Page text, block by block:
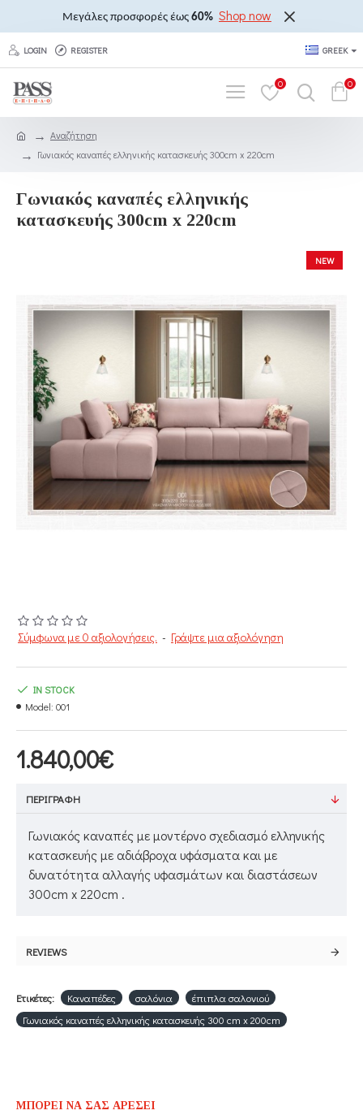
Μεγάλες προσφορές έως 60% Shop now
LOGIN REGISTER GREEK
0 0
Αναζήτηση
Γωνιακός καναπές ελληνικής κατασκευής 300cm x 220cm
Γωνιακός καναπές ελληνικής
κατασκευής 300cm x 220cm
NEW
Σύμφωνα με 0 αξιολογήσεις. - Γράψτε μια αξιολόγηση
1.840,00€
IN STOCK
Model: 001
ΠΕΡΙΓΡΑΦΉ
Γωνιακός καναπές με μοντέρνο σχεδιασμό ελληνικής
κατασκευής με αδιάβροχα υφάσματα και με
δυνατότητα αλλαγής υφασμάτων και διαστάσεων
300cm x 220cm .
REVIEWS
Ετικέτες: Καναπέδες σαλόνια
έπιπλα σαλονιού
Γωνιακός καναπές ελληνικής κατασκευής 300 cm x 200cm
ΜΠΟΡΕΊ ΝΑ ΣΑΣ ΑΡΈΣΕΙ